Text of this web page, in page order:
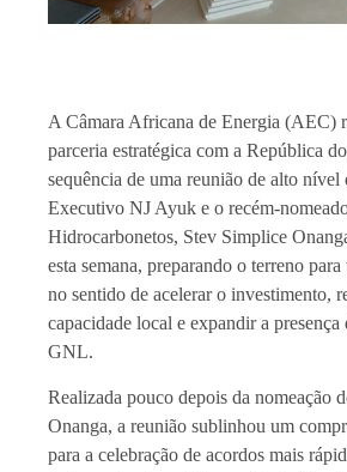
A Câmara Africana de Energia (AEC)
parceria estratégica com a República
sequência de uma reunião de alto nível
Executivo NJ Ayuk e o recém-
Hidrocarbonetos, Stev Simplice
esta semana, preparando o terreno
no sentido de acelerar o investimento,
capacidade local e expandir a
GNL.
Realizada pouco depois da nomeação
Onanga, a reunião sublinhou um
para a celebração de acordos mais